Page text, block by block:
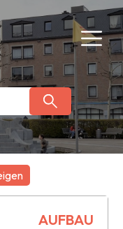
AUFBAU